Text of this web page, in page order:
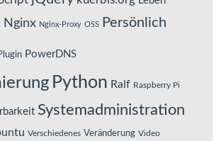
Nginx Nginx-Proxy OSS Persönlich
PowerDNS
Python Ralf Raspberry Pi
Systemadministration
Verschiedenes Veränderung Video